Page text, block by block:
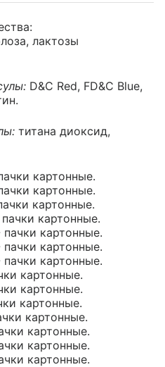
лактозы
D&C Red, FD&C Blue,
титана диоксид,
картонные.
картонные.
картонные.
картонные.
картонные.
картонные.
картонные.
картонные.
картонные.
картонные.
картонные.
картонные.
картонные.
картонные.